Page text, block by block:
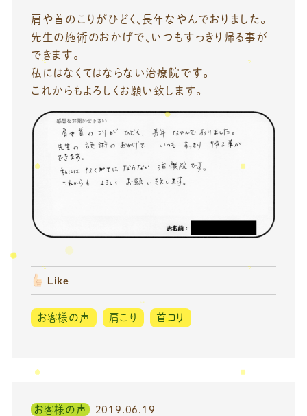
肩や首のこりがひどく、長年なやんでおりました。
先生の施術のおかげで、いつもすっきり帰る事が
できます。
私にはなくてはならない治療院です。
これからもよろしくお願い致します。
Like
お客様の声 肩こり 首コリ
お客様の声 2019.06.19